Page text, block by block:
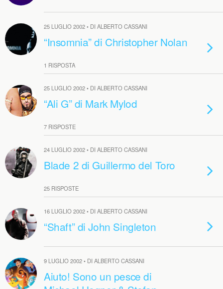
25 LUGLIO 2002 • DI ALBERTO CASSANI
“Insomnia” di Christopher Nolan
1 RISPOSTA
25 LUGLIO 2002 • DI ALBERTO CASSANI
“Ali G” di Mark Mylod
7 RISPOSTE
24 LUGLIO 2002 • DI ALBERTO CASSANI
Blade 2 di Guillermo del Toro
25 RISPOSTE
16 LUGLIO 2002 • DI ALBERTO CASSANI
“Shaft” di John Singleton
9 LUGLIO 2002 • DI ALBERTO CASSANI
Aiuto! Sono un pesce di